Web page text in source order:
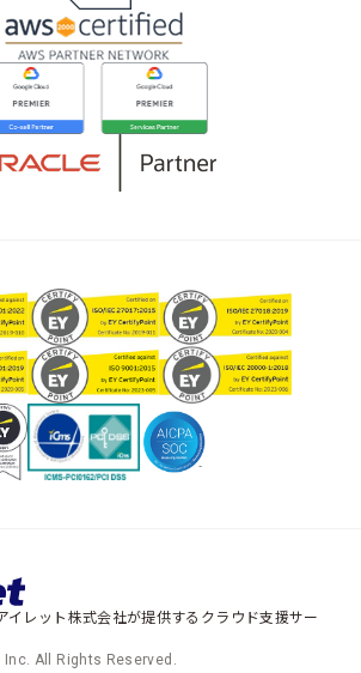
レット株式会社が提供するクラウド支援サー
All Rights Reserved.